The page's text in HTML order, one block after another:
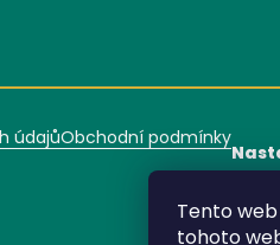
Tento
tohoto
údajůObchodní podmínky